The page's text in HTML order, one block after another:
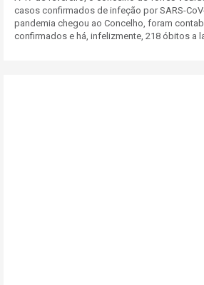
casos confirmados de infeção por SARS-
pandemia chegou ao Concelho, foram
confirmados e há, infelizmente, 218 óbitos a